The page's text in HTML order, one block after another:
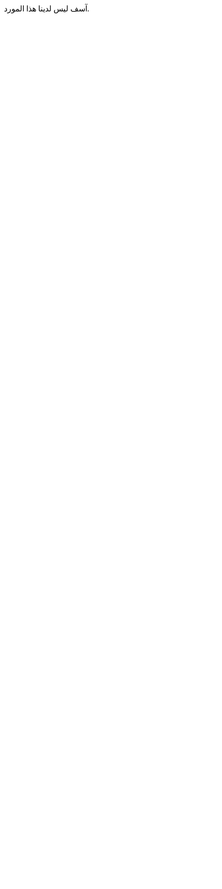
آسف ليس لدينا هذا المورد.